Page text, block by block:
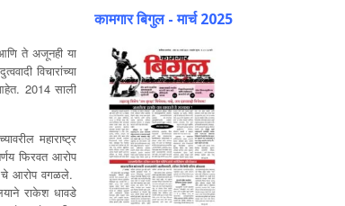
ते अजूनही या
विचारांच्या
2014 साली
महाराष्ट्र
फिरवत आरोप
चे आरोप वगळले.
राकेश धावडे
कामगार बिगुल - मार्च 2025